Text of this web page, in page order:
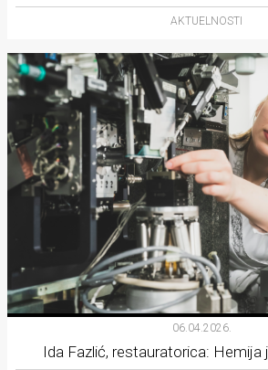
AKTUELNOSTI
06.04.2026.
Ida Fazlić, restauratorica: Hemija